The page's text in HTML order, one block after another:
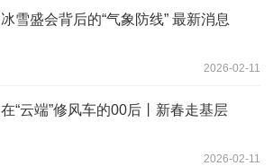
冰雪盛会背后的“气象防线” 最新消息
2026-02-11
在“云端”修风车的00后丨新春走基层
2026-02-11